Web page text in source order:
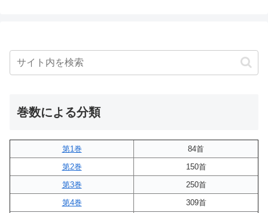
巻数による分類
第1巻
84首
第2巻
150首
第3巻
250首
第4巻
309首